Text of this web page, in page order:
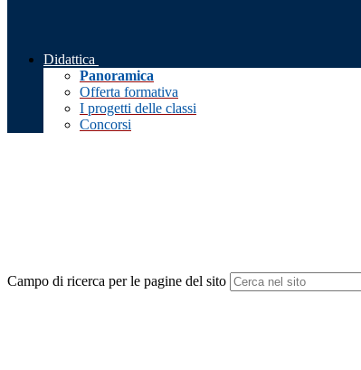
Didattica
Panoramica
Offerta formativa
I progetti delle classi
Concorsi
Campo di ricerca per le pagine del sito